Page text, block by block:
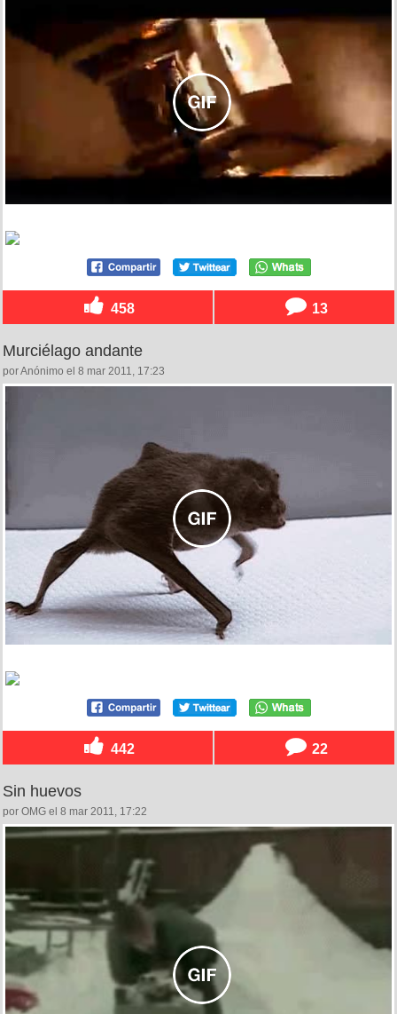
458 13
Murciélago andante
por Anónimo el 8 mar 2011, 17:23
442 22
Sin huevos
por OMG el 8 mar 2011, 17:22